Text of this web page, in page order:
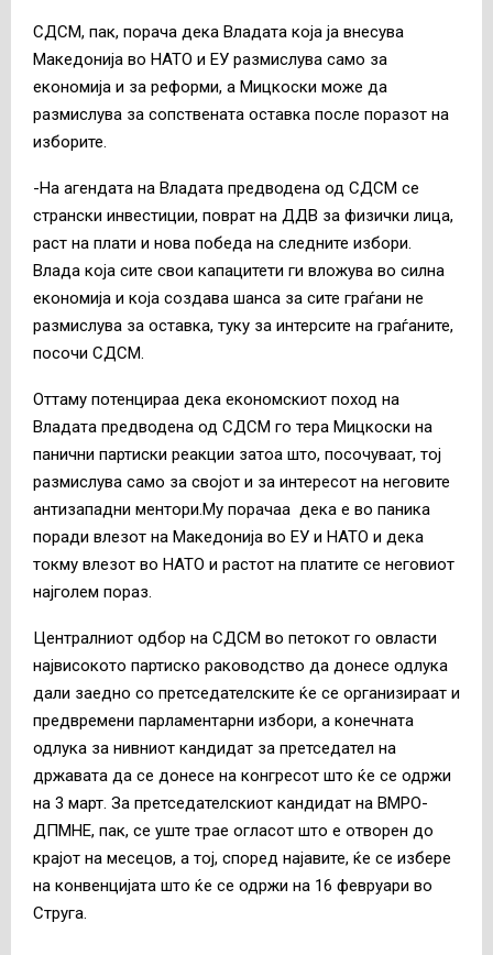
СДСМ, пак, порача дека Владата која ја внесува
Македонија во НАТО и ЕУ размислува само за
економија и за реформи, а Мицкоски може да
размислува за сопствената оставка после поразот на
изборите.
-На агендата на Владата предводена од СДСМ се
странски инвестиции, поврат на ДДВ за физички лица,
раст на плати и нова победа на следните избори.
Влада која сите свои капацитети ги вложува во силна
економија и која создава шанса за сите граѓани не
размислува за оставка, туку за интерсите на граѓаните,
посочи СДСМ.
Оттаму потенцираа дека економскиот поход на
Владата предводена од СДСМ го тера Мицкоски на
панични партиски реакции затоа што, посочуваат, тој
размислува само за својот и за интересот на неговите
антизападни ментори.Му порачаа дека е во паника
поради влезот на Македонија во ЕУ и НАТО и дека
токму влезот во НАТО и растот на платите се неговиот
најголем пораз.
Централниот одбор на СДСМ во петокот го овласти
највисокото партиско раководство да донесе одлука
дали заедно со претседателските ќе се организираат и
предвремени парламентарни избори, а конечната
одлука за нивниот кандидат за претседател на
државата да се донесе на конгресот што ќе се одржи
на 3 март. За претседателскиот кандидат на ВМРО-
ДПМНЕ, пак, се уште трае огласот што е отворен до
крајот на месецов, а тој, според најавите, ќе се избере
на конвенцијата што ќе се одржи на 16 февруари во
Струга.